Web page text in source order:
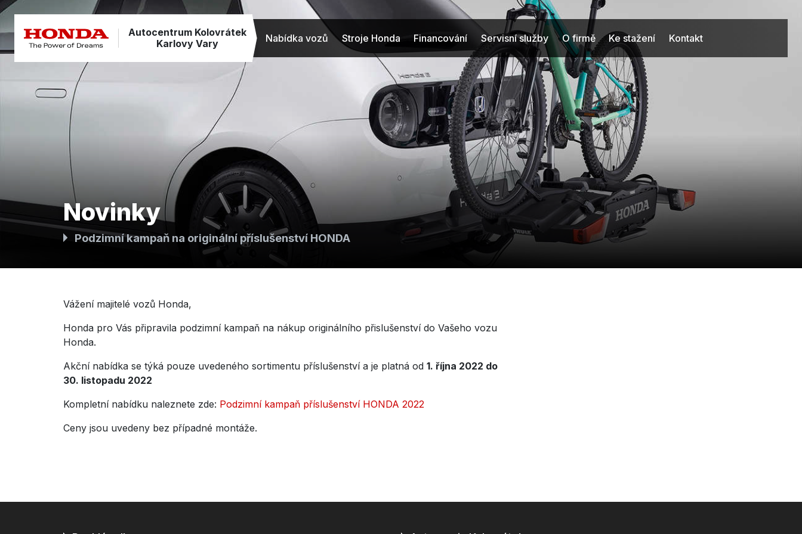
Autocentrum Kolovrátek
Karlovy Vary
Nabídka vozů Stroje Honda Financování Servisní služby O firmě Ke stažení Kontakt
Novinky
Podzimní kampaň na originální příslušenství HONDA
Vážení majitelé vozů Honda,
Honda pro Vás připravila podzimní kampaň na nákup originálního přislušenství do Vašeho vozu
Honda.
Akční nabídka se týká pouze uvedeného sortimentu příslušenství a je platná od 1. října 2022 do
30. listopadu 2022
Kompletní nabídku naleznete zde: Podzimní kampaň příslušenství HONDA 2022
Ceny jsou uvedeny bez případné montáže.